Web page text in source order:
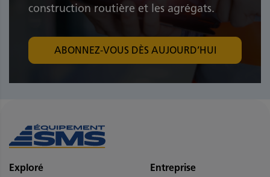
construction routière et les agrégats.
ABONNEZ-VOUS DÈS AUJOURD’HUI
Exploré
Entreprise